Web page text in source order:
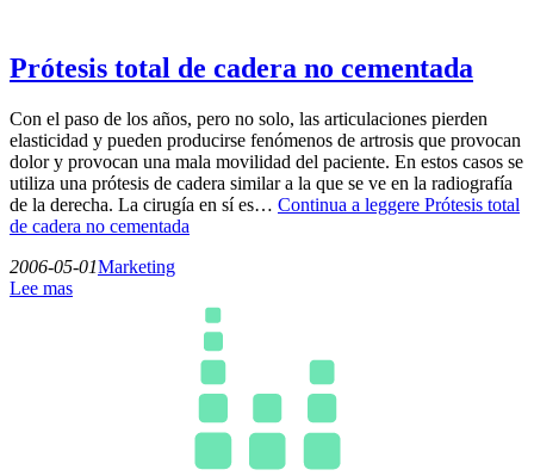
Prótesis total de cadera no cementada
Con el paso de los años, pero no solo, las articulaciones pierden
elasticidad y pueden producirse fenómenos de artrosis que provocan
dolor y provocan una mala movilidad del paciente. En estos casos se
utiliza una prótesis de cadera similar a la que se ve en la radiografía
de la derecha. La cirugía en sí es… Continua a leggere Prótesis total
de cadera no cementada
2006-05-01Marketing
Lee mas